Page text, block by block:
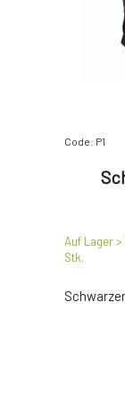
Code: P1
Auf Lager >
Stk.